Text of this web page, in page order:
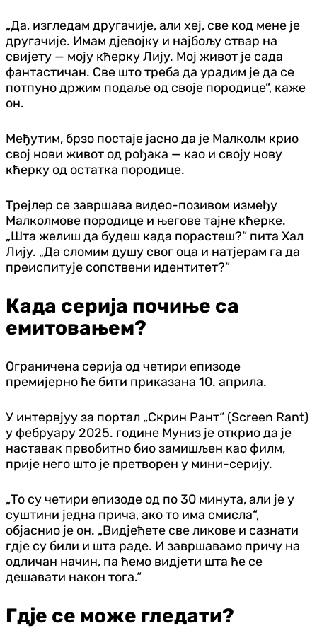
„Да, изгледам другачије, али хеј, све код мене је
другачије. Имам дјевојку и најбољу ствар на
свијету — моју кћерку Лију. Мој живот је сада
фантастичан. Све што треба да урадим је да се
потпуно држим подаље од своје породице“, каже
он.
Међутим, брзо постаје јасно да је Малколм крио
свој нови живот од рођака — као и своју нову
кћерку од остатка породице.
Трејлер се завршава видео-позивом између
Малколмове породице и његове тајне кћерке.
„Шта желиш да будеш када порастеш?“ пита Хал
Лију. „Да сломим душу свог оца и натјерам га да
преиспитује сопствени идентитет?“
Када серија почиње са
емитовањем?
Ограничена серија од четири епизоде
премијерно ће бити приказана 10. априла.
У интервјуу за портал „Скрин Рант“ (Screen Rant)
у фебруару 2025. године Муниз је открио да је
наставак првобитно био замишљен као филм,
прије него што је претворен у мини-серију.
„То су четири епизоде од по 30 минута, али је у
суштини једна прича, ако то има смисла“,
објаснио је он. „Видјећете све ликове и сазнати
гдје су били и шта раде. И завршавамо причу на
одличан начин, па ћемо видјети шта ће се
дешавати након тога.“
Гдје се може гледати?